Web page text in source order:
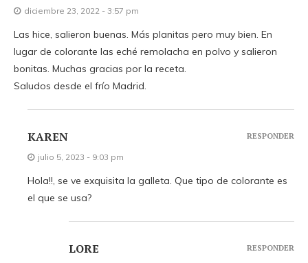
diciembre 23, 2022 - 3:57 pm
Las hice, salieron buenas. Más planitas pero muy bien. En
lugar de colorante las eché remolacha en polvo y salieron
bonitas. Muchas gracias por la receta.
Saludos desde el frío Madrid.
KAREN
julio 5, 2023 - 9:03 pm
Hola!!, se ve exquisita la galleta. Que tipo de colorante es
el que se usa?
RESPONDER
LORE RESPONDER